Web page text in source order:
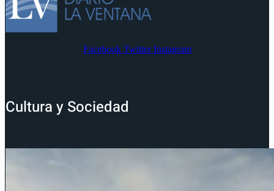
Facebook Twitter Instagram
Cultura y Sociedad